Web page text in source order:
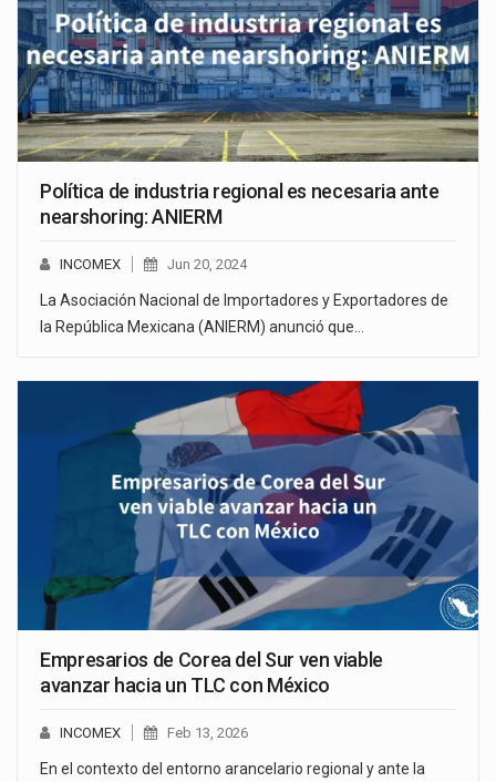
Política de industria regional es necesaria ante
nearshoring: ANIERM
INCOMEX Jun 20, 2024
La Asociación Nacional de Importadores y Exportadores de
la República Mexicana (ANIERM) anunció que…
Empresarios de Corea del Sur ven viable
avanzar hacia un TLC con México
INCOMEX Feb 13, 2026
En el contexto del entorno arancelario regional y ante la